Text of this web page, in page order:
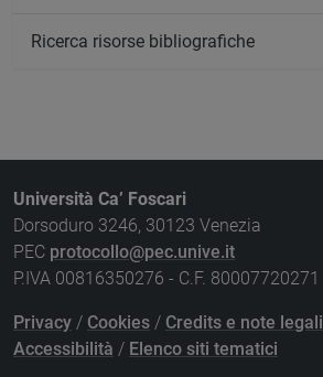
Ricerca risorse bibliografiche
Università Ca’ Foscari
Dorsoduro 3246, 30123 Venezia
PEC protocollo@pec.unive.it
P.IVA 00816350276 - C.F. 80007720271
Privacy / Cookies / Credits e note legali
Accessibilità / Elenco siti tematici